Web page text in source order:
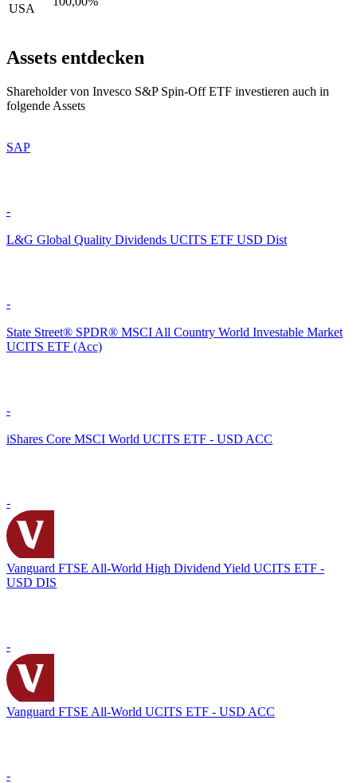
USA
Assets entdecken
Shareholder von Invesco S&P Spin-Off ETF investieren auch in
folgende Assets
SAP
-
L&G Global Quality Dividends UCITS ETF USD Dist
-
State Street® SPDR® MSCI All Country World Investable Market
UCITS ETF (Acc)
-
iShares Core MSCI World UCITS ETF - USD ACC
-
Vanguard FTSE All-World High Dividend Yield UCITS ETF -
USD DIS
-
Vanguard FTSE All-World UCITS ETF - USD ACC
-